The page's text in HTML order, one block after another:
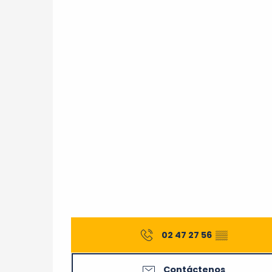
02 47 27 56 ▒▒
Contáctenos